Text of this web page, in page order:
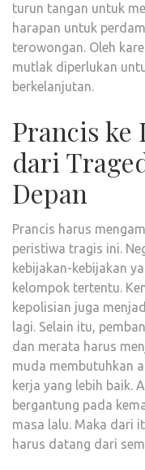
turun tangan untuk
harapan untuk
terowongan. Oleh
mutlak diperlukan
berkelanjutan.
Prancis ke
dari
Depan
Prancis harus
peristiwa tragis ini.
kebijakan-kebijakan
kelompok tertentu.
kepolisian juga
lagi. Selain itu,
dan merata harus
muda membutuhkan
kerja yang lebih baik.
bergantung pada
masa lalu. Maka dari
harus datang dari